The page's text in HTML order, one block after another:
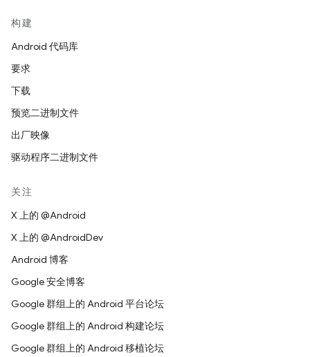
构建
Android 代码库
要求
下载
预览二进制文件
出厂映像
驱动程序二进制文件
关注
X 上的 @Android
X 上的 @AndroidDev
Android 博客
Google 安全博客
Google 群组上的 Android 平台论坛
Google 群组上的 Android 构建论坛
Google 群组上的 Android 移植论坛